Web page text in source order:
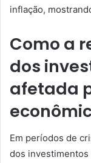
inflação,
Como a
dos
afetada
Em períodos de
dos